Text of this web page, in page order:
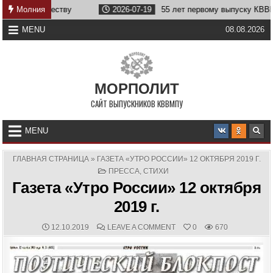
Skip
to
content
Молния
Отечеству 2026-07-19 55 лет первому выпуску КВВМПУ
MENU 08.08.2026
МОРПОЛИТ
САЙТ ВЫПУСКНИКОВ КВВМПУ
MENU
ГЛАВНАЯ СТРАНИЦА» ГАЗЕТА «УТРО РОССИИ» 12 ОКТЯБРЯ 2019 Г.
POSTED
ПРЕССА, СТИХИ
Газета «Утро России» 12 октября
2019 г.
PUBLISHED
DATE:
12.10.2019 COMMENTS:
LEAVE A COMMENTON
ГАЗЕТА
РОССИИ»
12
ОКТЯБРЯ
2019
0 670